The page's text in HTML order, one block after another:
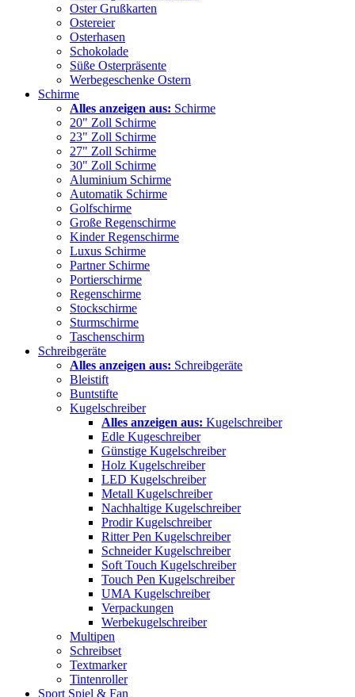
Oster Grußkarten
Ostereier
Osterhasen
Schokolade
Süße Osterpräsente
Werbegeschenke Ostern
Schirme
Alles anzeigen aus: Schirme
20" Zoll Schirme
23" Zoll Schirme
27" Zoll Schirme
30" Zoll Schirme
Aluminium Schirme
Automatik Schirme
Golfschirme
Große Regenschirme
Kinder Regenschirme
Luxus Schirme
Partner Schirme
Portierschirme
Regenschirme
Stockschirme
Sturmschirme
Taschenschirm
Schreibgeräte
Alles anzeigen aus: Schreibgeräte
Bleistift
Buntstifte
Kugelschreiber
Alles anzeigen aus: Kugelschreiber
Edle Kugeschreiber
Günstige Kugelschreiber
Holz Kugelschreiber
LED Kugelschreiber
Metall Kugelschreiber
Nachhaltige Kugelschreiber
Prodir Kugelschreiber
Ritter Pen Kugelschreiber
Schneider Kugelschreiber
Soft Touch Kugelschreiber
Touch Pen Kugelschreiber
UMA Kugelschreiber
Verpackungen
Werbekugelschreiber
Multipen
Schreibset
Textmarker
Tintenroller
Sport Spiel & Fan